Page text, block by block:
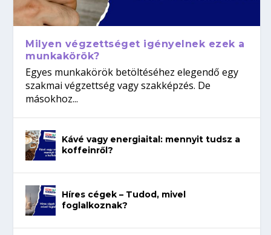
Milyen végzettséget igényelnek ezek a
munkakörök?
Egyes munkakörök betöltéséhez elegendő egy
szakmai végzettség vagy szakképzés. De
másokhoz...
Kávé vagy energiaital: mennyit tudsz a
koffeinről?
Híres cégek – Tudod, mivel
foglalkoznak?